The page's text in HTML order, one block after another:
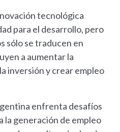
tecnológica
para el desarrollo, pero
sólo se traducen en
a aumentar la
inversión y crear empleo
enfrenta desafíos
la generación de empleo